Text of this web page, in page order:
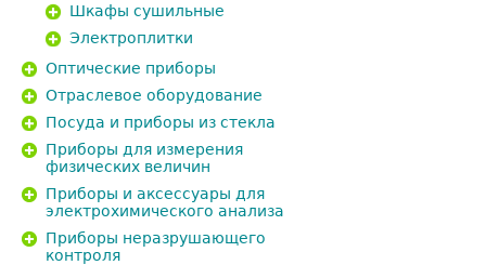
Шкафы сушильные
Электроплитки
Оптические приборы
Отраслевое оборудование
Посуда и приборы из стекла
Приборы для измерения
физических величин
Приборы и аксессуары для
электрохимического анализа
Приборы неразрушающего
контроля